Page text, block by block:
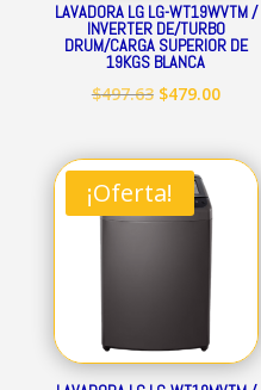
LAVADORA LG LG-WT19WVTM /
INVERTER DE/TURBO
DRUM/CARGA SUPERIOR DE
19KGS BLANCA
$497.63 El
original
era:
$497.63.
$479.00El
actual
¡Oferta!